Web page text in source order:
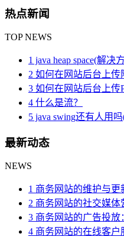
热点新闻
TOP NEWS
1 java heap space(解决
2 如何在网站后台上传
3 如何在网站后台上传
4 什么是流？
5 java swing还有人用
最新动态
NEWS
1 商务网站的维护与
2 商务网站的社交媒
3 商务网站的广告投
4 商务网站的在线客